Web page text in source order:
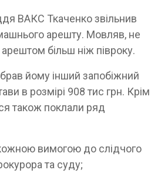
ВАКС Ткаченко звільнив
арешту. Мовляв, не
більш ніж півроку.
йому інший запобіжний
в розмірі 908 тис грн. Крім
також поклали ряд
вимогою до слідчого
та суду;